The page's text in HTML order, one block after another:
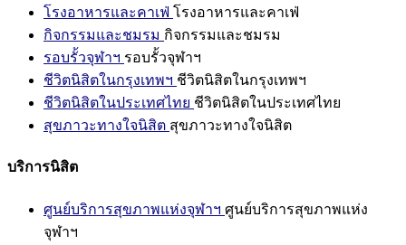
โรงอาหารและคาเฟ่ โรงอาหารและคาเฟ่
กิจกรรมและชมรม กิจกรรมและชมรม
รอบรั้วจุฬาฯ รอบรั้วจุฬาฯ
ชีวิตนิสิตในกรุงเทพฯ ชีวิตนิสิตในกรุงเทพฯ
ชีวิตนิสิตในประเทศไทย ชีวิตนิสิตในประเทศไทย
สุขภาวะทางใจนิสิต สุขภาวะทางใจนิสิต
บริการนิสิต
ศูนย์บริการสุขภาพแห่งจุฬาฯ ศูนย์บริการสุขภาพแห่ง
จุฬาฯ